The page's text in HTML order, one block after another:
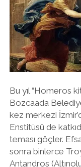
Bu yıl “Homeros
Bozcaada
kez merkezi
Enstitüsü de
teması göçler.
sonra binlerce
Antandros